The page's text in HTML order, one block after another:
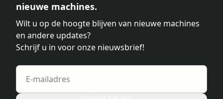
nieuwe machines.
Wilt u op de hoogte blijven van nieuwe machines
en andere updates?
Schrijf u in voor onze nieuwsbrief!